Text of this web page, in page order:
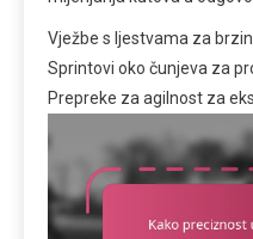
Vježbe s ljestvama za
Sprintovi oko čunjeva za
Prepreke za agilnost za